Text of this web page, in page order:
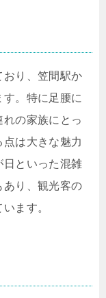
おり、笠間駅か
。特に足腰に
の家族にとっ
は大きな魅力
日といった混雑
あり、観光客の
ます。